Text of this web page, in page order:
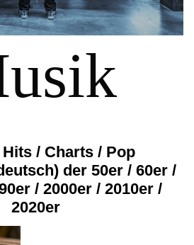
/ Charts / Pop
der 50er / 60er /
/ 2000er / 2010er /
2020er